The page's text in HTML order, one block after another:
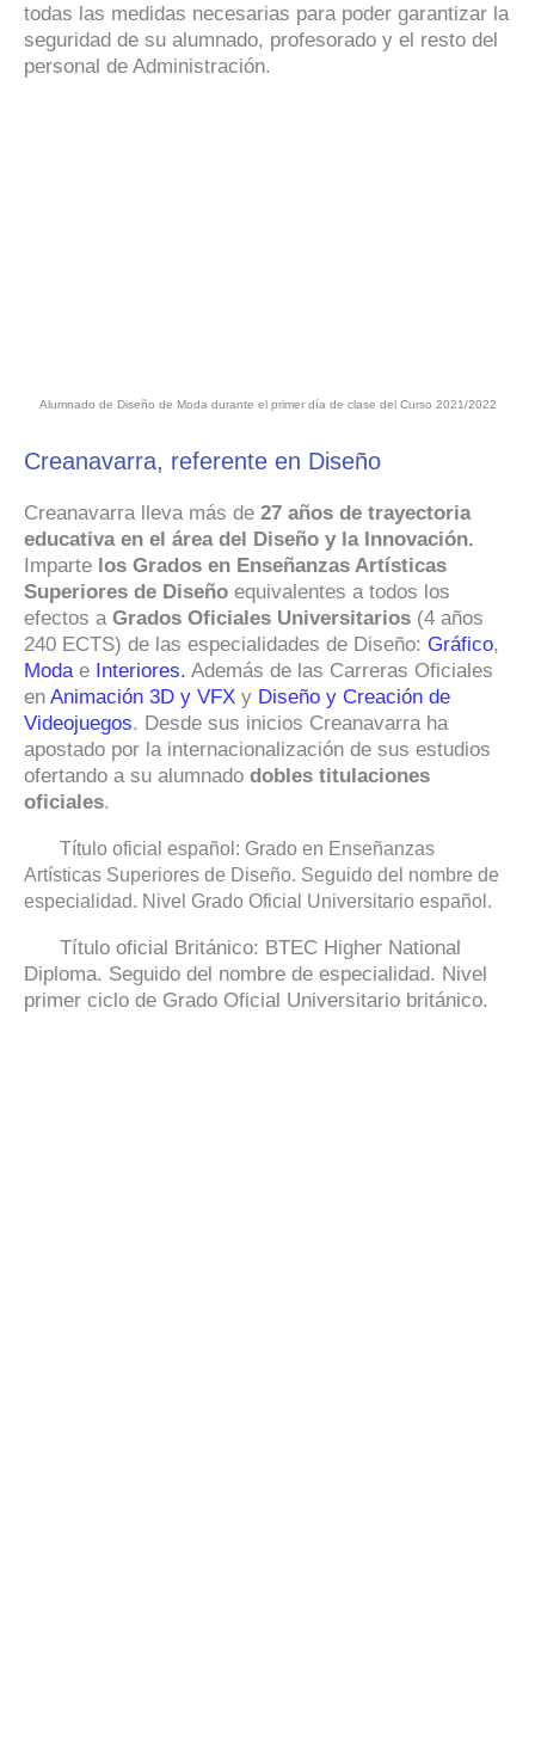
todas las medidas necesarias para poder garantizar la
seguridad de su alumnado, profesorado y el resto del
personal de Administración.
Alumnado de Diseño de Moda durante el primer día de clase del Curso 2021/2022
Creanavarra, referente en Diseño
Creanavarra lleva más de 27 años de trayectoria
educativa en el área del Diseño y la Innovación.
Imparte los Grados en Enseñanzas Artísticas
Superiores de Diseño equivalentes a todos los
efectos a Grados Oficiales Universitarios (4 años
240 ECTS) de las especialidades de Diseño: Gráfico,
Modae Interiores. Además de las Carreras Oficiales
en Animación 3D y VFX y Diseño y Creación de
Videojuegos. Desde sus inicios Creanavarra ha
apostado por la internacionalización de sus estudios
ofertando a su alumnado dobles titulaciones
oficiales.
Título oficial español: Grado en Enseñanzas
Artísticas Superiores de Diseño. Seguido del nombre de
especialidad. Nivel Grado Oficial Universitario español.
Título oficial Británico: BTEC Higher National
Diploma. Seguido del nombre de especialidad. Nivel
primer ciclo de Grado Oficial Universitario británico.